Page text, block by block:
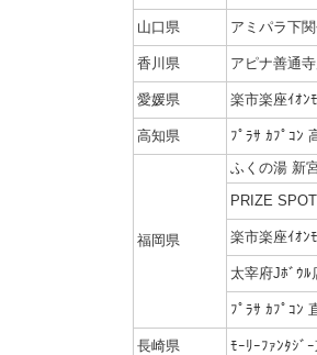
山口県 アミパラ下
香川県 アピナ善通
愛媛県 楽市楽座ｲｵﾝ
高知県 ﾌﾟﾗｻ ｶﾌﾟｺﾝ
福岡県
ふくの湯 新
PRIZE
楽市楽座ｲｵﾝ
太宰府Jﾎﾞｳﾙ
ﾌﾟﾗｻ ｶﾌﾟｺﾝ
長崎県 ﾓｰﾘｰﾌｧﾝﾀｼﾞ